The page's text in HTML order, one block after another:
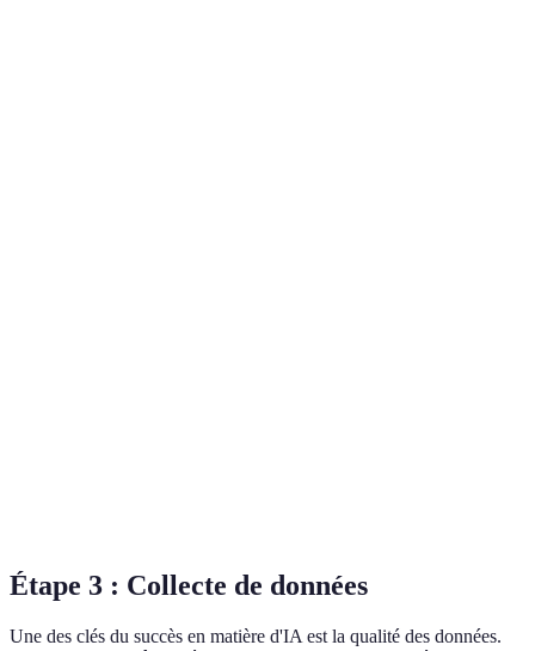
Étape 3 : Collecte de données
Une des clés du succès en matière d'IA est la qualité des données.